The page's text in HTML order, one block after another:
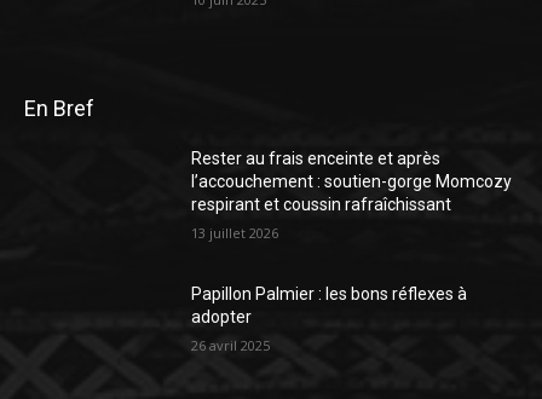
En Bref
Rester au frais enceinte et après
l’accouchement : soutien-gorge Momcozy
respirant et coussin rafraîchissant
13 juillet 2026
Papillon Palmier : les bons réflexes à
adopter
26 avril 2025